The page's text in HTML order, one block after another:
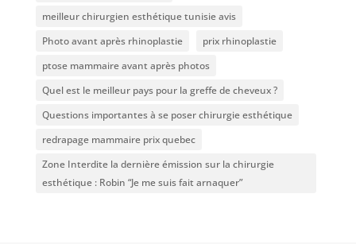
meilleur chirurgien esthétique tunisie avis
Photo avant après rhinoplastie
prix rhinoplastie
ptose mammaire avant après photos
Quel est le meilleur pays pour la greffe de cheveux ?
Questions importantes à se poser chirurgie esthétique
redrapage mammaire prix quebec
Zone Interdite la dernière émission sur la chirurgie
esthétique : Robin “Je me suis fait arnaquer”